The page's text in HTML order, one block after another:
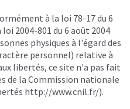
à la loi 78-17 du 6
2004-801 du 6 août 2004
physiques à l'égard des
personnel) relative à
libertés, ce site n'a pas fait
de la Commission nationale
http://www.cnil.fr/).